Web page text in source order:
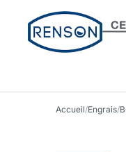
Accueil/Engrais/